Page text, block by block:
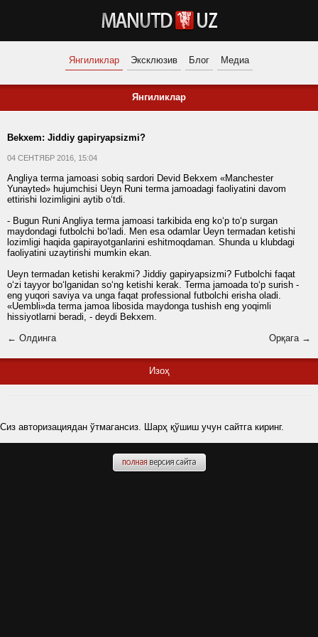
Янгиликлар Эксклюзив Блог Медиа
Янгиликлар
Bekxem: Jiddiy gapiryapsizmi?
04 СЕНТЯБР 2016, 15:04
Angliya terma jamoasi sobiq sardori Devid Bekxem «Manchester
Yunayted» hujumchisi Ueyn Runi terma jamoadagi faoliyatini davom
ettirishi lozimligini aytib o‘tdi.
- Bugun Runi Angliya terma jamoasi tarkibida eng ko‘p to‘p surgan
maydondagi futbolchi bo‘ladi. Men esa odamlar Ueyn termadan ketishi
lozimligi haqida gapirayotganlarini eshitmoqdaman. Shunda u klubdagi
faoliyatini uzaytirishi mumkin ekan.
Ueyn termadan ketishi kerakmi? Jiddiy gapiryapsizmi? Futbolchi faqat
o‘zi tayyor bo‘lganidan so‘ng ketishi kerak. Terma jamoada to‘p surish -
eng yuqori saviya va unga faqat professional futbolchi erisha oladi.
«Uembli»da terma jamoa libosida maydonga tushish eng yoqimli
hissiyotlarni beradi, - deydi Bekxem.
← Олдинга
Орқага →
Изоҳ
Сиз авторизациядан ўтмагансиз. Шарҳ қўшиш учун сайтга киринг.